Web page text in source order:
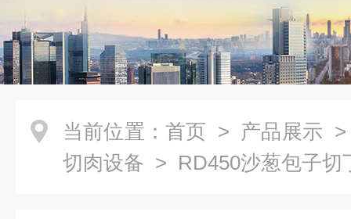
当前位置： 首页 > 产品展示
切肉设备 > RD450沙葱包子切